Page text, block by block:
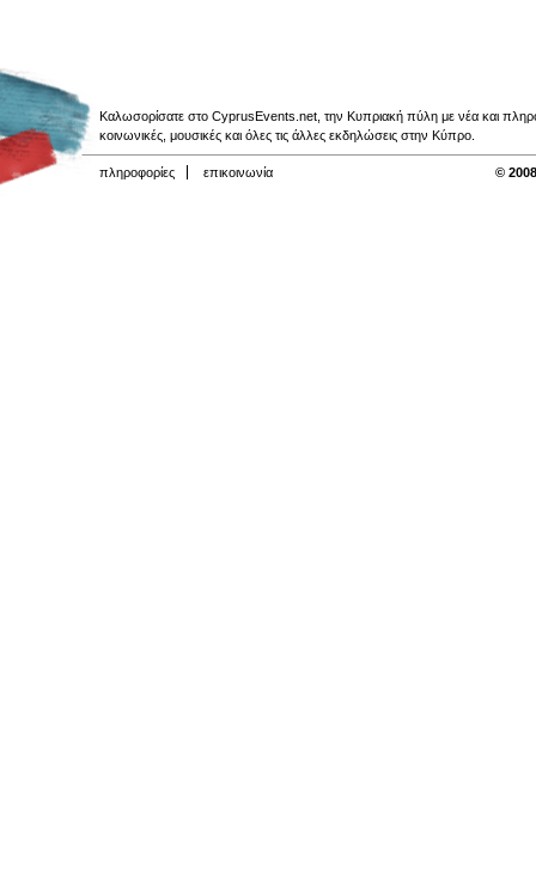
Καλωσορίσατε στο CyprusEvents.net, την Κυπριακή πύλη με νέα και
κοινωνικές, μουσικές και όλες τις άλλες εκδηλώσεις στην Κύπρο.
πληροφορίες επικοινωνία ©